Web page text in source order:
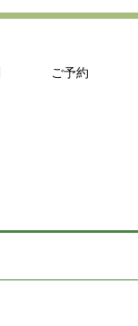
ご予約